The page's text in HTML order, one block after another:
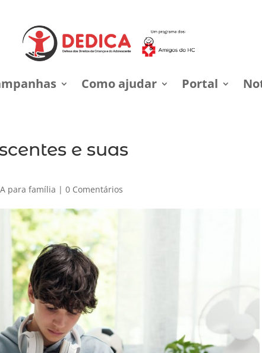
Como ajudar Portal
e suas
para família |0 Comentários